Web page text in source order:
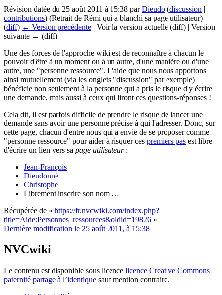
Révision datée du 25 août 2011 à 15:38 parDieudo (discussion |
contributions) (Retrait de Rémi qui a blanchi sa page utilisateur)
(diff) ← Version précédente | Voir la version actuelle (diff) | Version
suivante → (diff)
Une des forces de l'approche wiki est de reconnaître à chacun le
pouvoir d'être à un moment ou à un autre, d'une manière ou d'une
autre, une "personne ressource". L'aide que nous nous apportons
ainsi mutuellement (via les onglets "discussion" par exemple)
bénéficie non seulement à la personne qui a pris le risque d'y écrire
une demande, mais aussi à ceux qui liront ces questions-réponses !
Cela dit, il est parfois difficile de prendre le risque de lancer une
demande sans avoir une personne précise à qui l'adresser. Donc, sur
cette page, chacun d'entre nous qui a envie de se proposer comme
"personne ressource" pour aider à risquer ces premiers pas est libre
d'écrire un lien vers sa page utilisateur:
Jean-François
Dieudonné
Christophe
Librement inscrire son nom …
Récupérée de « https://fr.nvcwiki.com/index.php?
title=Aide:Personnes_ressources&oldid=19826 »
Dernière modification le 25 août 2011, à 15:38
NVCwiki
Le contenu est disponible sous licence licence Creative Commons
paternité partage à l’identique sauf mention contraire.